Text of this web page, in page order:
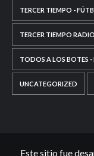
TERCER TIEMPO -
TERCER TIEMPO
TODOS A LOS BOTES -
UNCATEGORIZED
Este sitio fue